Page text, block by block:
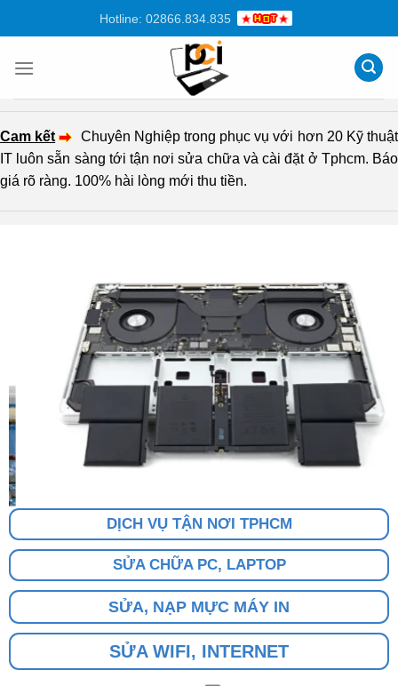
dung
Hotline: 02866.834.835
Cam kết
Chuyên Nghiệp trong phục vụ với hơn 20 Kỹ thuật
IT luôn sẵn sàng tới tận nơi sửa chữa và cài đặt ở Tphcm. Báo
giá rõ ràng. 100% hài lòng mới thu tiền.
DỊCH VỤ TẬN NƠI TPHCM
SỬA CHỮA PC, LAPTOP
SỬA, NẠP MỰC MÁY IN
SỬA WIFI, INTERNET